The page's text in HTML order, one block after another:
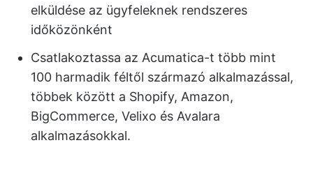
elküldése az ügyfeleknek rendszeres
időközönként
Csatlakoztassa az Acumatica-t több mint
100 harmadik féltől származó alkalmazással,
többek között a Shopify, Amazon,
BigCommerce, Velixo és Avalara
alkalmazásokkal.